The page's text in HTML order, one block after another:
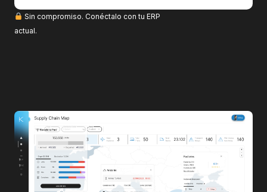
Sin compromiso. Conéctalo con tu ERP
actual.